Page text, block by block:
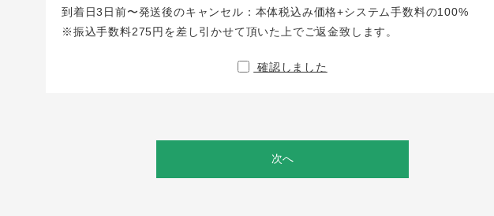
到着日3日前〜発送後のキャンセル：本体税込み価格+システム手数料の100%
※振込手数料275円を差し引かせて頂いた上でご返金致します。
確認しました
次へ